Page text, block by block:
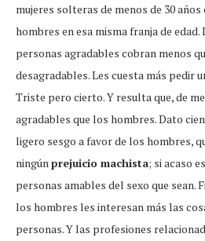
mujeres solteras de menos de 30
hombres en esa misma franja de
personas agradables cobran menos
desagradables. Les cuesta más pedir
Triste pero cierto. Y resulta que, de
agradables que los hombres. Dato
ligero sesgo a favor de los hombres,
ningún prejuicio machista; si acaso
personas amables del sexo que sean.
los hombres les interesan más las
personas. Y las profesiones